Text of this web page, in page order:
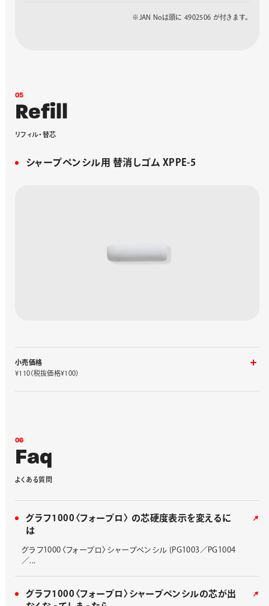
※JAN Noは頭に 4902506 が付きます。
05
Refill
リフ ィル・ 替芯
シャープペンシル用 替消しゴム XPPE-5
小売価格
¥110（税抜価格¥100）
06
Faq
よく ある質 問
グラフ1000〈フォープロ〉 の芯硬度表示を変えるに
は
グラフ1000〈フォープロ〉シャープペンシル (PG1003／PG1004
／...
グラフ1000〈フォープロ〉シャープペンシルの芯が出